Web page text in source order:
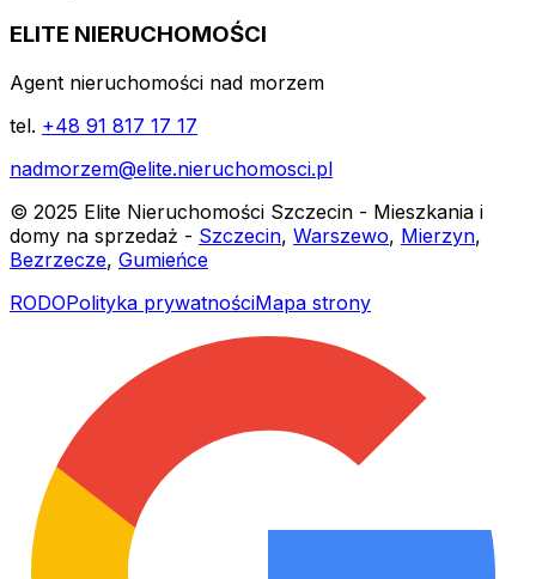
ELITE NIERUCHOMOŚCI
Agent nieruchomości nad morzem
tel. +48 91 817 17 17
nadmorzem@elite.nieruchomosci.pl
© 2025 Elite Nieruchomości Szczecin - Mieszkania i
domy na sprzedaż - Szczecin, Warszewo, Mierzyn,
Bezrzecze, Gumieńce
RODOPolityka prywatnościMapa strony